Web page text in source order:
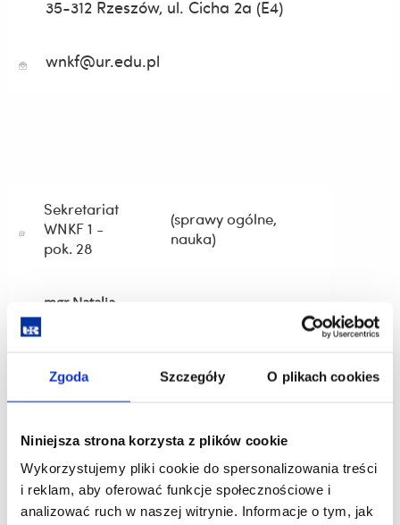
Zgoda Szczegóły O plikach cookies
Niniejsza strona korzysta z plików cookie
Wykorzystujemy pliki cookie do spersonalizowania treści
i reklam, aby oferować funkcje społecznościowe i
analizować ruch w naszej witrynie. Informacje o tym, jak
35-312 Rzeszów, ul. Cicha 2a (E4)
wnkf@ur.edu.pl
Sekretariat
WNKF 1 -
pok. 28
(sprawy ogólne,
nauka)
mgr Natalia
+48 17 872
1990
njakubowska@ur.edu.pl
Sekretariat
WNKF 2 -
pok. 02
(dydaktyka)